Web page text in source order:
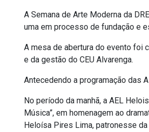
A Semana de Arte Moderna da
uma em processo de fundação e
A mesa de abertura do evento foi
e da gestão do CEU Alvarenga.
Antecedendo a programação das
No período da manhã, a AEL
Música”, em homenagem ao
Heloísa Pires Lima, patronesse